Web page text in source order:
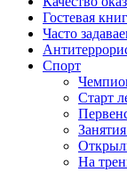
Гостевая
Часто
Спорт
Старт
На